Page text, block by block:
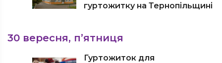
гуртожитку на Тернопільщині
30 вересня, п’ятниця
Гуртожиток для